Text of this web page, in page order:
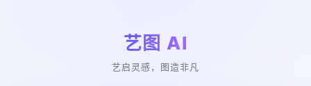
艺图 AI
艺启灵感，图造非凡